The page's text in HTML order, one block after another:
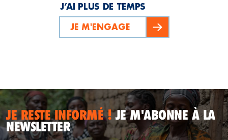
J’AI PLUS DE TEMPS
JE M'ENGAGE
JE RESTE INFORMÉ !JE M'ABONNE À LA
NEWSLETTER